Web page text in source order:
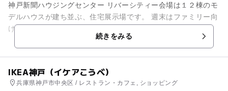
神戸新聞ハウジングセンター リバーシティー会場は１２棟のモ
デルハウスが建ち並ぶ、住宅展示場です。 週末はファミリー向
けのイベントを多数開催しているので、いつ来ても楽しい♪ お
続きをみる
IKEA神戸（イケアこうべ）
兵庫県神戸市中央区 / レストラン・カフェ, ショッピング